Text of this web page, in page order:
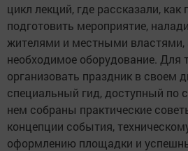
цикл лекций, где рассказали, как
подготовить мероприятие,
жителями и местными властями,
необходимое оборудование. Для
организовать праздник в своем
специальный гид, доступный по
нем собраны практические
концепции события,
оформлению площадки и